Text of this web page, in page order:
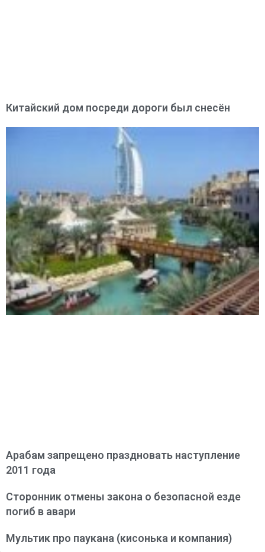
Китайский дом посреди дороги был снесён
Арабам запрещено праздновать наступление
2011 года
Сторонник отмены закона о безопасной езде
погиб в авари
Мультик про паукана (кисонька и компания)